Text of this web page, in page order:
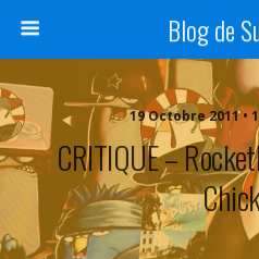
Blog de
19 Octobre 2011 •
CRITIQUE –